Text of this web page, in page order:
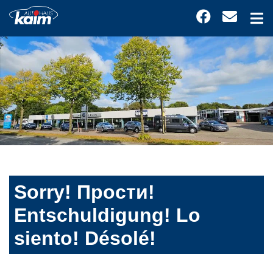
Sorry! Прости!
Entschuldigung! Lo
siento! Désolé!